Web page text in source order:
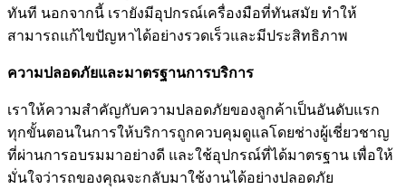
ทันที นอกจากนี้ เรายังมีอุปกรณ์เครื่องมือที่ทันสมัย ทำให้
สามารถแก้ไขปัญหาได้อย่างรวดเร็วและมีประสิทธิภาพ
ความปลอดภัยและมาตรฐานการบริการ
เราให้ความสำคัญกับความปลอดภัยของลูกค้าเป็นอันดับแรก
ทุกขั้นตอนในการให้บริการถูกควบคุมดูแลโดยช่างผู้เชี่ยวชาญ
ที่ผ่านการอบรมมาอย่างดี และใช้อุปกรณ์ที่ได้มาตรฐาน เพื่อให้
มั่นใจว่ารถของคุณจะกลับมาใช้งานได้อย่างปลอดภัย